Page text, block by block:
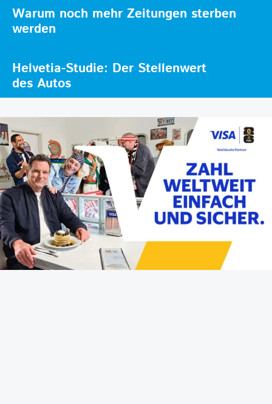
Warum noch mehr Zeitungen sterben
werden
Helvetia-Studie: Der Stellenwert
des Autos